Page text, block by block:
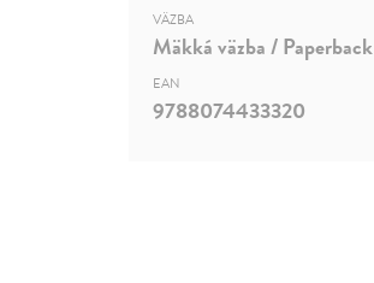
VÄZBA
Mäkká väzba / Paperback
EAN
9788074433320